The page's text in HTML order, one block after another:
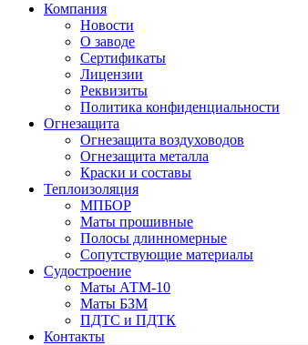
Компания
Новости
О заводе
Сертификаты
Лицензии
Реквизиты
Политика конфиденциальности
Огнезащита
Огнезащита воздуховодов
Огнезащита металла
Краски и составы
Теплоизоляция
МПБОР
Маты прошивные
Полосы длинномерные
Сопутствующие материалы
Судостроение
Маты АТМ-10
Маты БЗМ
ПДТС и ПДТК
Контакты